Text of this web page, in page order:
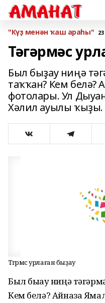
"Күҙ менән ҡаш араһы"
Тәгәрмәс
Был быҙау ниңә
таҡҡан? Кем белә?
фотолары. Ул
Хәлил ауылы ҡыҙы.
Тәгәрмәс урлаған быҙау
Был быҙау ниңә
Кем белә? Айназа